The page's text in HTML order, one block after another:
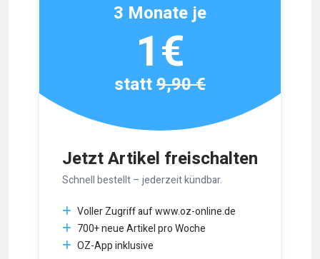
Jetzt Artikel freischalten
Schnell bestellt – jederzeit kündbar.
Voller Zugriff auf www.oz-online.de
700+ neue Artikel pro Woche
OZ-App inklusive
3 Monate je
1€
statt9,90 €